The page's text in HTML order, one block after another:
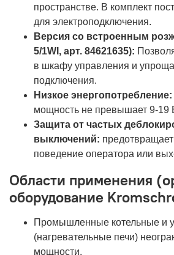
пространстве. В комплект
для электроподключения.
Версия со встроенным
5/1WI, арт. 84621635):
в шкафу управления и
подключения.
Низкое энергопотребление:
мощность не превышает 9-19
Защита от частых
выключений:
поведение оператора или
Области применения
оборудование
Промышленные котельные и
(нагревательные печи)
мощности.